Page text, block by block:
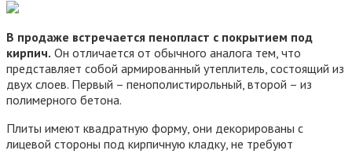
В продаже встречается пенопласт с покрытием под
кирпич. Он отличается от обычного аналога тем, что
представляет собой армированный утеплитель, состоящий из
двух слоев. Первый – пенополистирольный, второй – из
полимерного бетона.
Плиты имеют квадратную форму, они декорированы с
лицевой стороны под кирпичную кладку, не требуют